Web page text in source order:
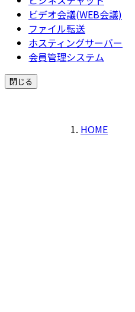
ビデオ会議(WEB会議)
ファイル転送
ホスティングサーバー
会員管理システム
閉じる
HOME